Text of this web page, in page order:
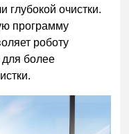
глубокой очистки.
программу
роботу
для более